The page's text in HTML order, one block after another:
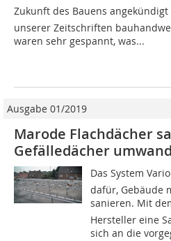
Zukunft des Bauens
unserer Zeitschriften
waren sehr gespannt, was...
Ausgabe 01/2019
Marode Flachdächer
Gefälledächer
Das System
dafür, Gebäude
sanieren. Mit
Hersteller eine
sich an die